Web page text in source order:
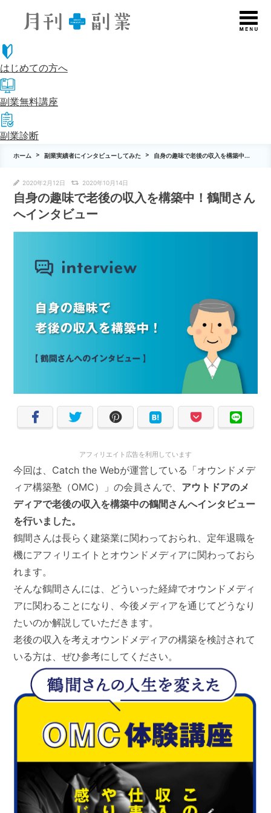
はじめての方へ
副業無料講座
副業診断
ホーム 副業実績者にインタビューしてみた 自身の趣味で老後の収入を構築中...
2020年2月12日 2020年10月14日
自身の趣味で老後の収入を構築中！鶴間さん
へインタビュー
アフィリエイト広告を利用しています
今回は、Catch the Webが運営している「オウンドメデ
ィア構築塾（OMC）」の会員さんで、 アウトドアのメ
ディアで老後の収入を構築中の鶴間さんへインタビュー
を行いました。
鶴間さんは長らく建築業に関わっておられ、定年退職を
機にアフィリエイトとオウンドメディアに関わっておら
れます。
そんな鶴間さんには、どういった経緯でオウンドメディ
アに関わることになり、今後メディアを通じてどうなり
たいのか解説していただきます。
老後の収入を考えオウンドメディアの構築を検討されて
いる方は、ぜひ参考にしてください。